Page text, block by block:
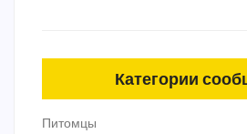
Категории
Питомцы